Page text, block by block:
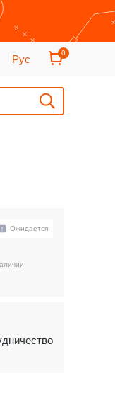
Рус
0
Ожидается